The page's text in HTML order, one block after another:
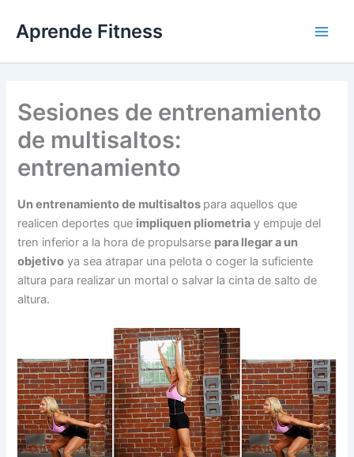
contenido
Aprende Fitness
Sesiones de entrenamiento
de multisaltos:
entrenamiento
Un entrenamiento de multisaltos para aquellos que
realicen deportes que impliquen pliometria y empuje del
tren inferior a la hora de propulsarse para llegar a un
objetivo ya sea atrapar una pelota o coger la suficiente
altura para realizar un mortal o salvar la cinta de salto de
altura.